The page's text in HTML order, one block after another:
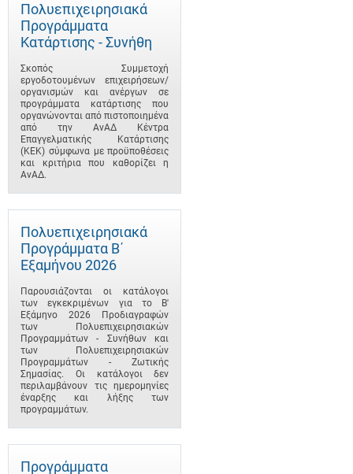
Πολυεπιχειρησιακά
Προγράμματα
Κατάρτισης - Συνήθη
Σκοπός Συμμετοχή
εργοδοτουμένων επιχειρήσεων/
οργανισμών και ανέργων σε
προγράμματα κατάρτισης που
οργανώνονται από πιστοποιημένα
από την ΑνΑΔ Κέντρα
Επαγγελματικής Κατάρτισης
(ΚΕΚ) σύμφωνα με προϋποθέσεις
και κριτήρια που καθορίζει η
ΑνΑΔ.
Πολυεπιχειρησιακά
Προγράμματα B΄
Εξαμήνου 2026
Παρουσιάζονται οι κατάλογοι
των εγκεκριμένων για το B'
Εξάμηνο 2026 Προδιαγραφών
των Πολυεπιχειρησιακών
Προγραμμάτων - Συνήθων και
των Πολυεπιχειρησιακών
Προγραμμάτων - Ζωτικής
Σημασίας. Οι κατάλογοι δεν
περιλαμβάνουν τις ημερομηνίες
έναρξης και λήξης των
προγραμμάτων.
Προγράμματα